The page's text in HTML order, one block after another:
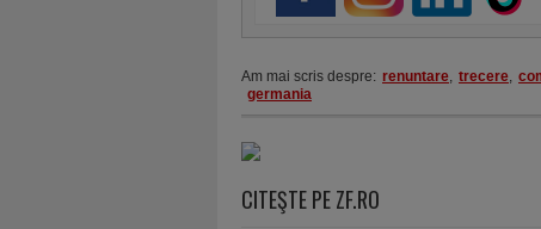
Am mai scris despre: renuntare, trecere,
germania
CITEŞTE PE ZF.RO